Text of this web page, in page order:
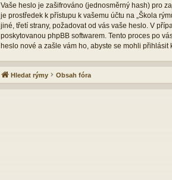
Vaše heslo je zašifrováno (jednosměrný hash) pro
je prostředek k přístupu k vašemu účtu na „Škola
jiné, třetí strany, požadovat od vás vaše heslo. V
poskytovanou phpBB softwarem. Tento proces po
heslo nové a zašle vám ho, abyste se mohli přihlásit
Hledat rýmy Obsah fóra